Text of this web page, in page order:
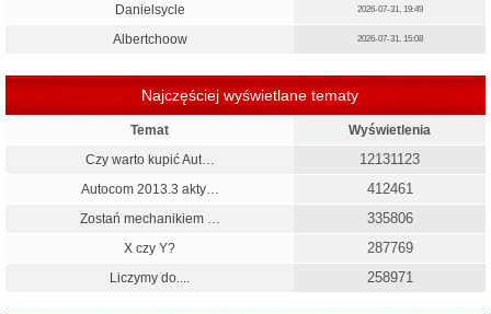
Danielsycle 2026-07-31, 19:49
Albertchoow 2026-07-31, 15:08
Najczęściej wyświetlane tematy
Temat
Wyświetlenia
Czy warto kupić Aut…
12131123
Autocom 2013.3 akty… 412461
Zostań mechanikiem … 335806
X czy Y? 287769
Liczymy do.... 258971